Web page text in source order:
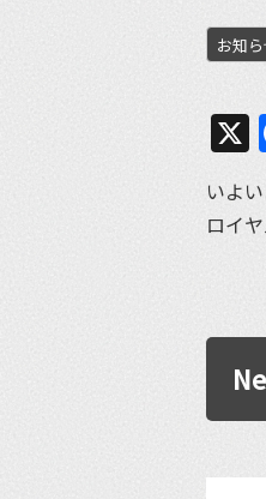
お知
いよ
ロイ